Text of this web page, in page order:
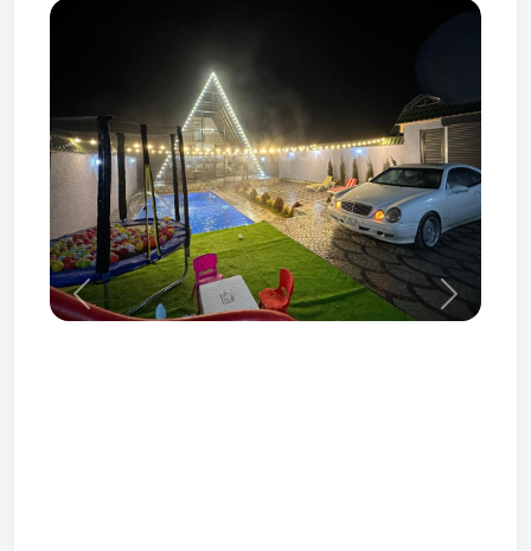
Prev Next